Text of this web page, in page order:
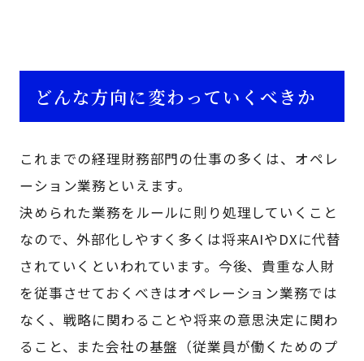
どんな方向に変わっていくべきか
これまでの経理財務部門の仕事の多くは、オペレ
ーション業務といえます。
決められた業務をルールに則り処理していくこと
なので、外部化しやすく多くは将来AIやDXに代替
されていくといわれています。今後、貴重な人財
を従事させておくべきはオペレーション業務では
なく、戦略に関わることや将来の意思決定に関わ
ること、また会社の基盤（従業員が働くためのプ